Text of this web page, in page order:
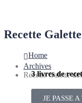
Recette
Home
Archives
Recette Galette
3 livres de
JE PASSE